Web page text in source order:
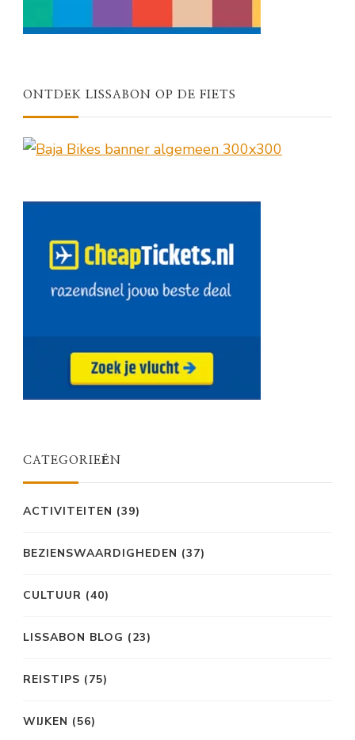
ONTDEK LISSABON OP DE FIETS
CATEGORIEËN
ACTIVITEITEN (39)
BEZIENSWAARDIGHEDEN (37)
CULTUUR (40)
LISSABON BLOG (23)
REISTIPS (75)
WIJKEN (56)